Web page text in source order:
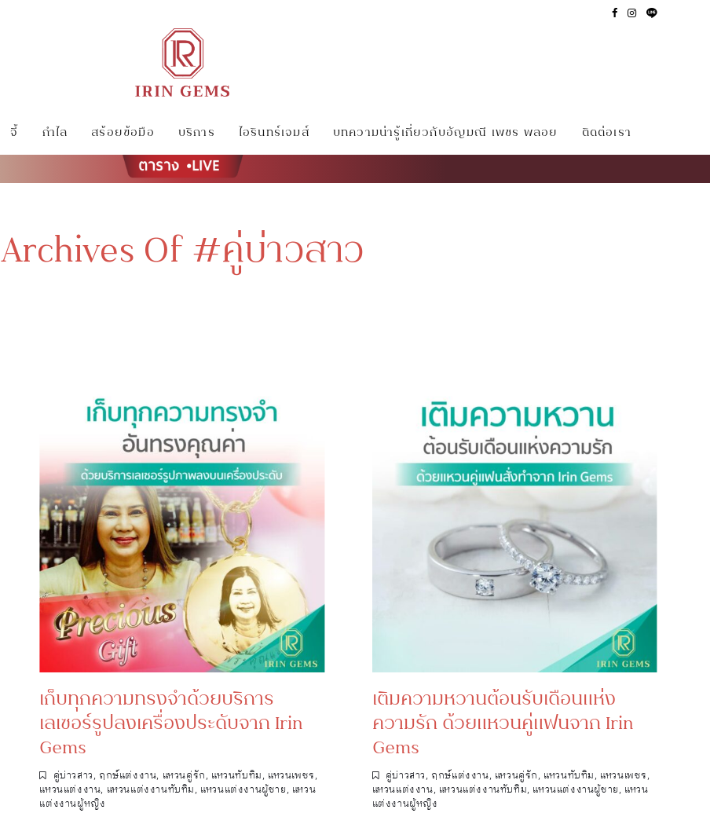
จี้ กำไล สร้อยข้อมือ บริการ ไอรินทร์เจมส์ บทความน่ารู้เกี่ยวกับอัญมณี เพชร พลอย ติดต่อเรา
Archives Of #คู่บ่าวสาว
เก็บทุกความทรงจำด้วยบริการ
เลเซอร์รูปลงเครื่องประดับจาก Irin
Gems
คู่บ่าวสาว, ฤกษ์แต่งงาน, แหวนคู่รัก, แหวนทับทิม, แหวนเพชร,
แหวนแต่งงาน, แหวนแต่งงานทับทิม, แหวนแต่งงานผู้ชาย, แหวน
แต่งงานผู้หญิง
เติมความหวานต้อนรับเดือนแห่ง
ความรัก ด้วยแหวนคู่แฟนจาก Irin
Gems
คู่บ่าวสาว, ฤกษ์แต่งงาน, แหวนคู่รัก, แหวนทับทิม, แหวนเพชร,
แหวนแต่งงาน, แหวนแต่งงานทับทิม, แหวนแต่งงานผู้ชาย, แหวน
แต่งงานผู้หญิง